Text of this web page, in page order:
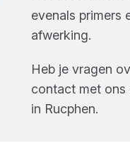
evenals primers
afwerking.
Heb je vragen
contact met ons
in Rucphen.